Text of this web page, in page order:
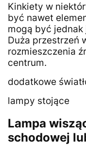
Kinkiety w
być nawet
mogą być jednak
Duża przestrzeń
rozmieszczenia
centrum.
dodatkowe
lampy stojące
Lampa
schodowej